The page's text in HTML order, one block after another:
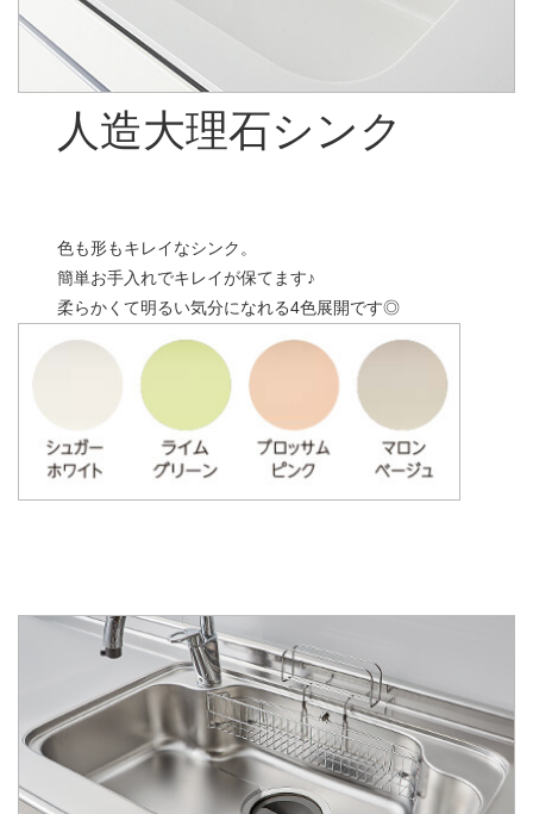
人造大理石シンク
色も形もキレイなシンク。
簡単お手入れでキレイが保てます♪
柔らかくて明るい気分になれる4色展開です◎